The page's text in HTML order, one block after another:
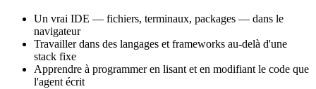
Un vrai IDE — fichiers, terminaux, packages — dans le
navigateur
Travailler dans des langages et frameworks au-delà d'une
stack fixe
Apprendre à programmer en lisant et en modifiant le code que
l'agent écrit